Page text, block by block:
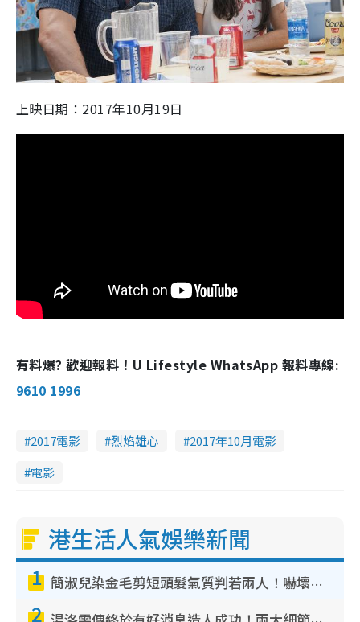
上映日期：2017年10月19日
有料爆? 歡迎報料！U Lifestyle WhatsApp 報料專線:
9610 1996
2017電影 烈焰雄心
2017年10月電影
電影
港生活人氣娛樂新聞
1 簡淑兒染金毛剪短頭髮氣質判若兩人！嚇壞老公麥大力都認唔出：「你做咩事？」
2